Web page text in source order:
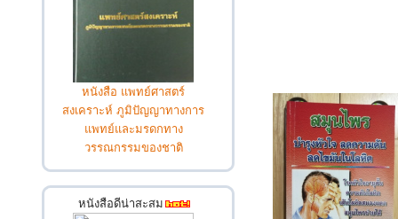
หนังสือ แพทย์ศาสตร์
สงเคราะห์ ภูมิปัญญาทางการ
แพทย์และมรดกทาง
วรรณกรรมของชาติ
หนังสือดีน่าสะสม